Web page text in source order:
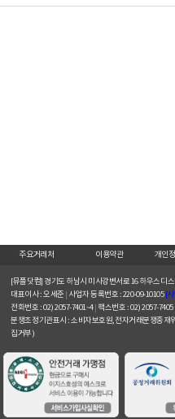
주요거래처 이용약관 개인
[뮤플닷컴] 경기도 하남시 미사강변서로 16 하우스디
대표이사 : 오세준
사업자 등록번호 : 220-09-10105 [
전화번호 : 02) 2057-7401~4 팩스번호 : 02) 2057-7405
분쟁조정기관표시 : 소비자보호원, 전자거래분쟁중재
집거부)